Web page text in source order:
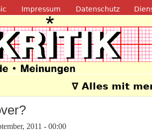
Direkt
Impressum Datenschutz
∇ Alles mit
2011 - 00:00